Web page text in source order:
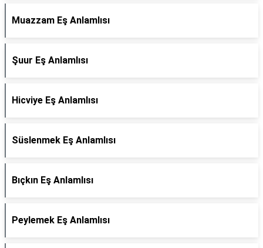
Muazzam Eş Anlamlısı
Şuur Eş Anlamlısı
Hicviye Eş Anlamlısı
Süslenmek Eş Anlamlısı
Bıçkın Eş Anlamlısı
Peylemek Eş Anlamlısı